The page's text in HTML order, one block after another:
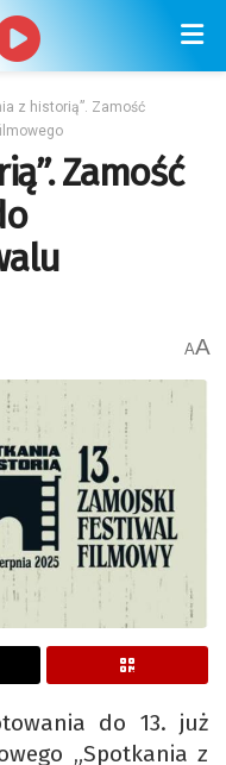
z historią”. Zamość
Zamość
AA
do 13. już
„Spotkania z